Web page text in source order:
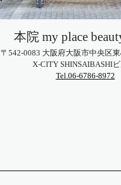
本院 my place
〒542-0083 大阪府大阪市中央区
X-CITY SHINSAIBASHI
Tel.06-6786-8972